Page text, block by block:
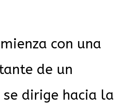
con una
de un
dirige hacia la